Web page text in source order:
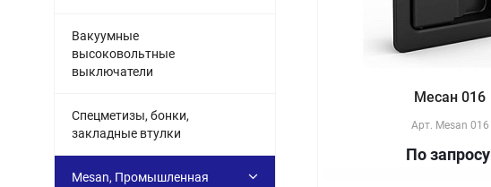
Месан 016
Арт. Mesan 016
По запросу
Вакуумные
высоковольтные
выключатели
Спецметизы, бонки,
закладные втулки
Mesan, Промышленная